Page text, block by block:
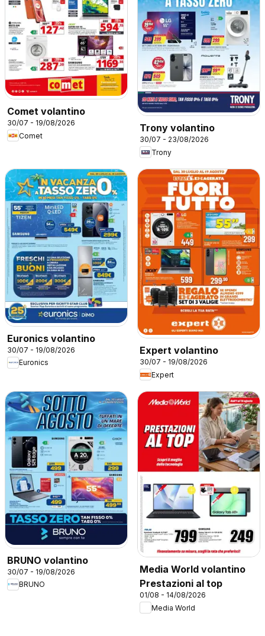
Comet volantino
30/07 - 19/08/2026
Comet
Trony volantino
30/07 - 23/08/2026
Trony
Euronics volantino
30/07 - 19/08/2026
Euronics
Expert volantino
30/07 - 19/08/2026
Expert
BRUNO volantino
30/07 - 19/08/2026
BRUNO
Media World volantino
Prestazioni al top
01/08 - 14/08/2026
Media World